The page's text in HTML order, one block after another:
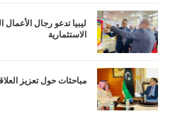
ليبيا تدعو رجال
الاستثمارية
مباحثات حول تعزيز